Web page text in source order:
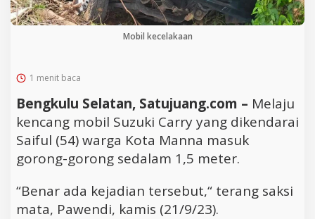
Mobil kecelakaan
1 menit baca
Bengkulu Selatan, Satujuang.com – Melaju
kencang mobil Suzuki Carry yang dikendarai
Saiful (54) warga Kota Manna masuk
gorong-gorong sedalam 1,5 meter.
“Benar ada kejadian tersebut,“ terang saksi
mata, Pawendi, kamis (21/9/23).